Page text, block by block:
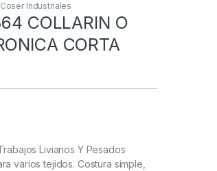
Industriales
COLLARIN O
CORTA
Livianos Y Pesados
varios tejidos. Costura simple,